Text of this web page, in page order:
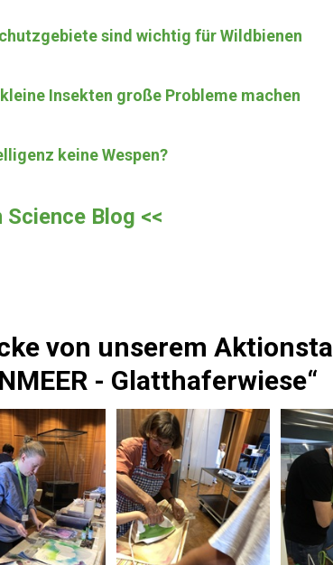
sind wichtig für Wildbienen
Insekten große Probleme machen
keine Wespen?
Blog <<
von unserem
- Glatthaferwiese“